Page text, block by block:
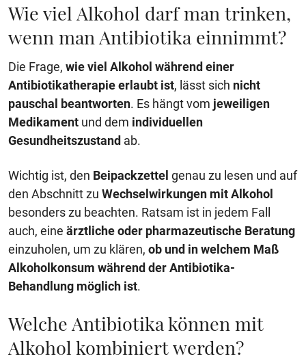
Wie viel Alkohol darf man trinken,
wenn man Antibiotika einnimmt?
Die Frage, wie viel Alkohol während einer
Antibiotikatherapie erlaubt ist, lässt sich nicht
pauschal beantworten. Es hängt vom jeweiligen
Medikament und dem individuellen
Gesundheitszustand ab.
Wichtig ist, den Beipackzettel genau zu lesen und auf
den Abschnitt zu Wechselwirkungen mit Alkohol
besonders zu beachten. Ratsam ist in jedem Fall
auch, eine ärztliche oder pharmazeutische Beratung
einzuholen, um zu klären, ob und in welchem Maß
Alkoholkonsum während der Antibiotika-
Behandlung möglich ist.
Welche Antibiotika können mit
Alkohol kombiniert werden?